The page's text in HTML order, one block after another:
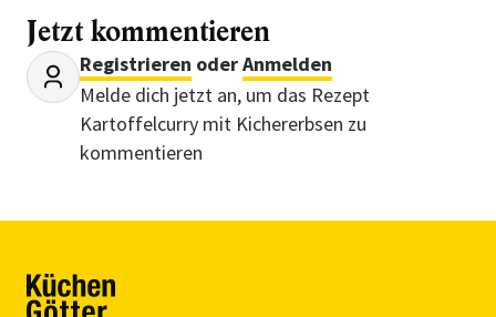
Jetzt kommentieren
Registrieren oderAnmelden
Melde dich jetzt an, um das Rezept
Kartoffelcurry mit Kichererbsen zu
kommentieren